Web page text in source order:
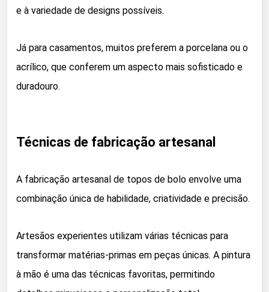
e à variedade de designs possíveis.
Já para casamentos, muitos preferem a porcelana ou o
acrílico, que conferem um aspecto mais sofisticado e
duradouro.
Técnicas de fabricação artesanal
A fabricação artesanal de topos de bolo envolve uma
combinação única de habilidade, criatividade e precisão.
Artesãos experientes utilizam várias técnicas para
transformar matérias-primas em peças únicas. A pintura
à mão é uma das técnicas favoritas, permitindo